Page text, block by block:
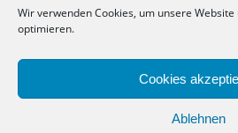
Wir verwenden Cookies, um unsere
optimieren.
Cookies
Ablehnen
Rüdesheim: Aufgerissener Dieseltank
Industriepark Pferdsfeld: Brand eines